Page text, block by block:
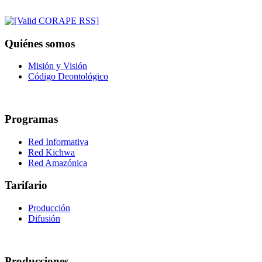
Quiénes somos
Misión y Visión
Código Deontológico
Programas
Red Informativa
Red Kichwa
Red Amazónica
Tarifario
Producción
Difusión